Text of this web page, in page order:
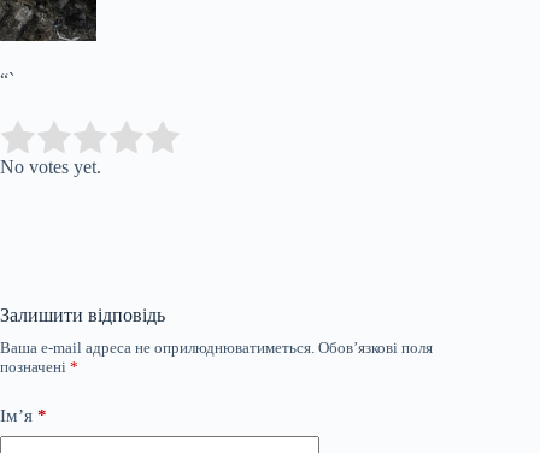
“`
Rate this item:
No votes yet.
Залишити відповідь
Ваша e-mail адреса не оприлюднюватиметься. Обов’язкові поля
позначені *
Ім’я *